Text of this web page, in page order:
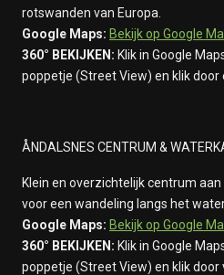
rotswanden van Europa.
Google Maps: Bekijk op Google
360° BEKIJKEN: Klik in Google
poppetje (Street View) en klik door
ÅNDALSNES CENTRUM &
Klein en overzichtelijk centrum
voor een wandeling langs het
Google Maps: Bekijk op Google
360° BEKIJKEN: Klik in Google
poppetje (Street View) en klik door